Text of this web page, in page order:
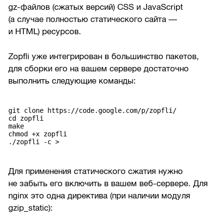
gz-файлов (сжатых версий) CSS и JavaScript
(а случае полностью статического сайта —
и HTML) ресурсов.
Zopfli уже интегрирован в большинство пакетов,
для сборки его на вашем сервере достаточно
выполнить следующие команды:
git clone https://code.google.com/p/zopfli/
cd zopfli
make
chmod +x zopfli
./zopfli -c>
Для применения статического сжатия нужно
не забыть его включить в вашем веб-сервере. Для
nginx это одна директива (при наличии модуля
gzip_static):